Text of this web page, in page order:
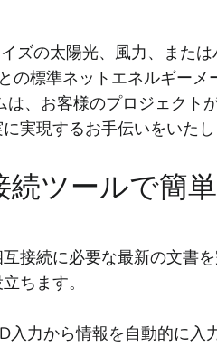
ズの太陽光、風力、また
の標準ネットエネルギー
、お客様のプロジェクト
実現するお手伝いをいた
ツールで簡
接続に必要な最新の文書
ちます。
入力から情報を自動的に入